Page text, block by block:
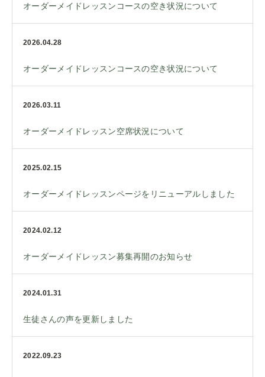
オーダーメイドレッスンコースの空き状況について
2026.04.28
オーダーメイドレッスンコースの空き状況について
2026.03.11
オーダーメイドレッスン空席状況について
2025.02.15
オーダーメイドレッスンページをリニューアルしました
2024.02.12
オーダーメイドレッスン募集再開のお知らせ
2024.01.31
生徒さんの声を更新しました
2022.09.23